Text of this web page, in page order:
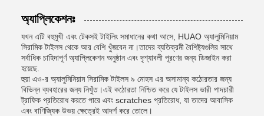
অ্যাপ্লিকেশনঃ
যখন এটি বহুমুখী এবং টেকসই টাইলিং সমাধানের কথা আসে, HUAO অ্যালুমিনিয়াম
সিরামিক টাইলস থেকে আর বেশি খুঁজবেন না।তাদের ব্যতিক্রমী বৈশিষ্ট্যগুলির সাথে
সর্বাধিক চাহিদাপূর্ণ অ্যাপ্লিকেশন অনুষ্ঠান এবং দৃশ্যাবলী পূরণের জন্য ডিজাইন করা
হয়েছে.
হুয়া এও-র অ্যালুমিনিয়াম সিরামিক টাইলস ৯ মোহস এর অসামান্য কঠোরতার জন্য
বিভিন্ন ব্যবহারের জন্য নিখুঁত।এই কঠোরতা নিশ্চিত করে যে টাইলস ভারী পাদচারী
ট্রাফিক প্রতিরোধ করতে পারে এবং scratches প্রতিরোধ, যা তাদের আবাসিক
এবং বাণিজ্যিক উভয় ক্ষেত্রেই আদর্শ করে তোলে।